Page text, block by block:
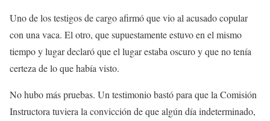
Uno de los testigos de cargo afirmó que vio al acusado copular
con una vaca. El otro, que supuestamente estuvo en el mismo
tiempo y lugar declaró que el lugar estaba oscuro y que no tenía
certeza de lo que había visto.
No hubo más pruebas. Un testimonio bastó para que la Comisión
Instructora tuviera la convicción de que algún día indeterminado,